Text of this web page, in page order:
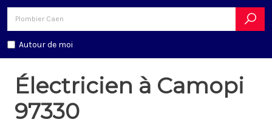
Autour de moi
Électricien à Camopi
97330